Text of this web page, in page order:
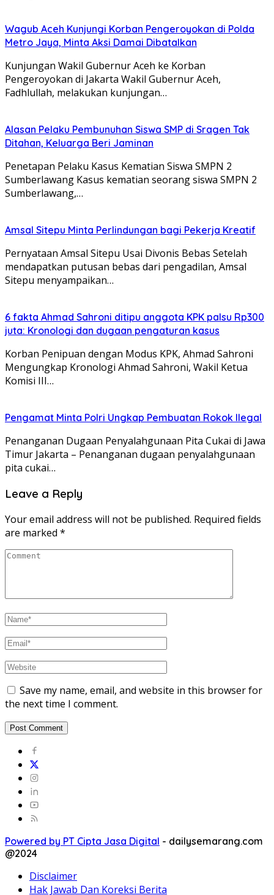
Wagub Aceh Kunjungi Korban Pengeroyokan di Polda
Metro Jaya, Minta Aksi Damai Dibatalkan
Kunjungan Wakil Gubernur Aceh ke Korban
Pengeroyokan di Jakarta Wakil Gubernur Aceh,
Fadhlullah, melakukan kunjungan…
Alasan Pelaku Pembunuhan Siswa SMP di Sragen Tak
Ditahan, Keluarga Beri Jaminan
Penetapan Pelaku Kasus Kematian Siswa SMPN 2
Sumberlawang Kasus kematian seorang siswa SMPN 2
Sumberlawang,…
Amsal Sitepu Minta Perlindungan bagi Pekerja Kreatif
Pernyataan Amsal Sitepu Usai Divonis Bebas Setelah
mendapatkan putusan bebas dari pengadilan, Amsal
Sitepu menyampaikan…
6 fakta Ahmad Sahroni ditipu anggota KPK palsu Rp300
juta: Kronologi dan dugaan pengaturan kasus
Korban Penipuan dengan Modus KPK, Ahmad Sahroni
Mengungkap Kronologi Ahmad Sahroni, Wakil Ketua
Komisi III…
Pengamat Minta Polri Ungkap Pembuatan Rokok Ilegal
Penanganan Dugaan Penyalahgunaan Pita Cukai di Jawa
Timur Jakarta – Penanganan dugaan penyalahgunaan
pita cukai…
Leave a Reply
Your email address will not be published. Required fields
are marked *
Save my name, email, and website in this browser for
the next time I comment.
Powered by PT Cipta Jasa Digital - dailysemarang.com
@2024
Disclaimer
Hak Jawab Dan Koreksi Berita